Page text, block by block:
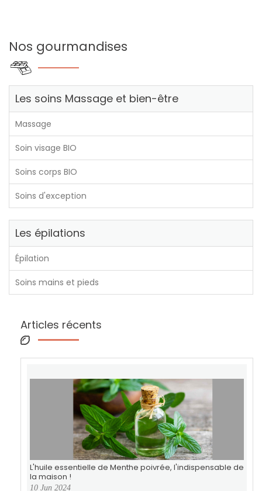
Nos gourmandises
Les soins Massage et bien-être
Massage
Soin visage BIO
Soins corps BIO
Soins d'exception
Les épilations
Épilation
Soins mains et pieds
Articles récents
L'huile essentielle de Menthe poivrée, l'indispensable de
la maison !
10 Jun 2024